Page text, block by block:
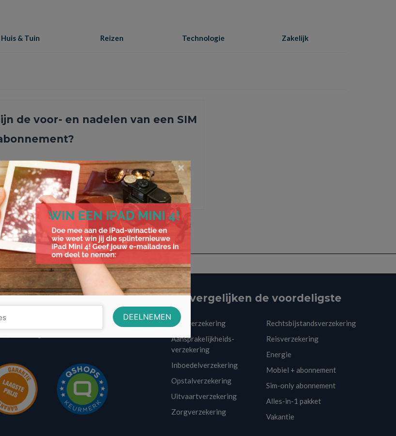
Huis & Tuin Reizen Technologie Zakelijk
de voor- en nadelen van een SIM
is natuurlijk al jarenlang een bekend begrip in Nederland.
zijn er nog steeds genoeg mensen die …Lees Meer
databundel,leentoestel,los toestel ,mobiele telefoon,sim only,telefoonkosten toestel
Media
wij vergelijken de voordeligste
Autoverzekering
Aansprakelijkheids-
verzekering
Inboedelverzekering
Opstalverzekering
Uitvaartverzekering
Zorgverzekering
Rechtsbijstandsverzekering
Reisverzekering
Energie
Mobiel + abonnement
Sim-only abonnement
Alles-in-1 pakket
Vakantie
×